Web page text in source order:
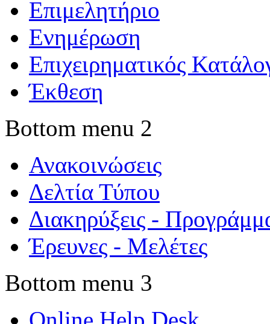
Επιμελητήριο
Ενημέρωση
Επιχειρηματικός
Έκθεση
Bottom menu 2
Ανακοινώσεις
Δελτία Τύπου
Διακηρύξεις -
Έρευνες - Μελέτες
Bottom menu 3